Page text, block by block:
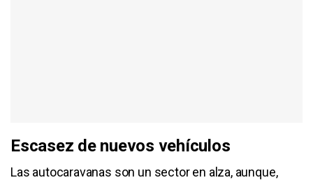
Escasez de nuevos vehículos
Las autocaravanas son un sector en alza, aunque,